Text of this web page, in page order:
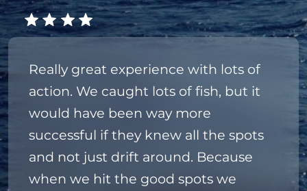
Really great experience with lots of
action. We caught lots of fish, but it
would have been way more
successful if they knew all the spots
and not just drift around. Because
when we hit the good spots we